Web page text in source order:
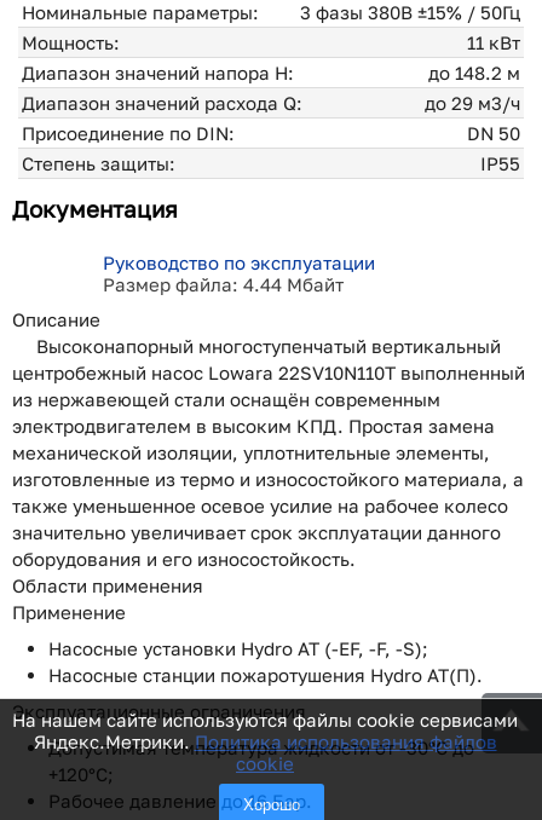
Номинальные параметры:
3 фазы 380В ±15% / 50Гц
Мощность:
11 кВт
Диапазон значений напора H:
до 148.2 м
Диапазон значений расхода Q:
до 29 м3/ч
Присоединение по DIN:
DN 50
Степень защиты:
IP55
Документация
Руководство по эксплуатации
Размер файла: 4.44 Мбайт
Описание
Высоконапорный многоступенчатый вертикальный
центробежный насос Lowara 22SV10N110T выполненный
из нержавеющей стали оснащён современным
электродвигателем в высоким КПД. Простая замена
механической изоляции, уплотнительные элементы,
изготовленные из термо и износостойкого материала, а
также уменьшенное осевое усилие на рабочее колесо
значительно увеличивает срок эксплуатации данного
оборудования и его износостойкость.
Области применения
Применение
Насосные установки Hydro AT (-EF, -F, -S);
Насосные станции пожаротушения Hydro AT(П).
Эксплуатационные ограничения
Допустимая температура жидкости от -30°C до
+120°C;
Рабочее давление до 16 Бар.
На нашем сайте используются файлы cookie сервисами
Яндекс.Метрики.Политика использования файлов
cookie
Хорошо